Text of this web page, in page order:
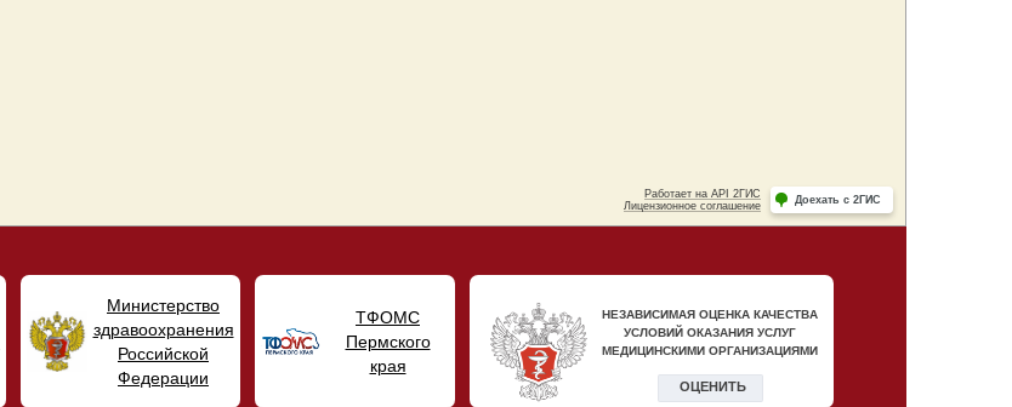
Министерство
здравоохранения
Российской
Федерации
ТФОМС
Пермского
края